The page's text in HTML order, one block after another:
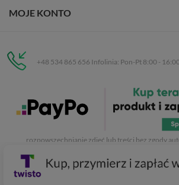
MOJE KONTO
+48 534 865 656 Infolinia: Pon-Pt 8:00 -
C.H. Respan, Rejtana 53a/250
35-326 Rzeszów
.
rozpowszechnianie zdjęć lub treści bez zgody